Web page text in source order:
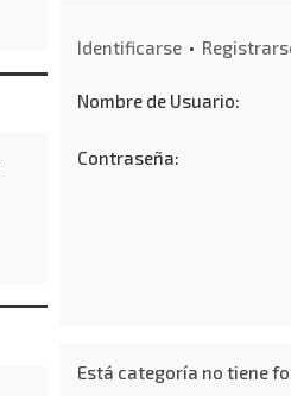
Identificarse•
Nombre de Usuario:
Contraseña:
Está categoría no tiene